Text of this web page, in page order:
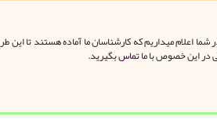
اعلام میداریم که کارشناسان ما آماده هستند تا این
در این خصوص با ماتماسبگیرید.